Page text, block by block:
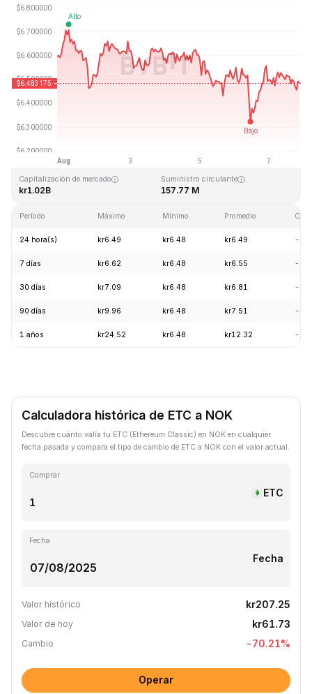
Última actualización: 2026-08-07, 21:15 GMT+0
Máximo histórico
kr0.615038
Capitalización de mercado
kr1.02B
Suministro circulante
157.77 M
Período Máximo Mínimo Promedio
24 hora(s) kr6.49 kr6.48 kr6.49 -
7 días kr6.62 kr6.48 kr6.55 -
30 días kr7.09 kr6.48 kr6.81 -
90 días kr9.96 kr6.48 kr7.51 -
1 años kr24.52 kr6.48 kr12.32 -
Calculadora histórica de ETC a NOK
Descubre cuánto valía tu ETC (Ethereum Classic) en NOK en cualquier
fecha pasada y compara el tipo de cambio de ETC a NOK con el valor actual.
Comprar
ETC
Fecha
Fecha
Valor histórico kr207.25
Valor de hoy kr61.73
Cambio -70.21%
Operar